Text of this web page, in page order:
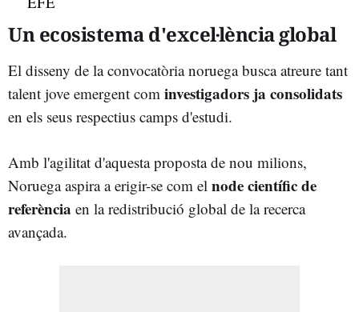
Un ecosistema d'excel·lència global
El disseny de la convocatòria noruega busca atreure tant
talent jove emergent com investigadors ja consolidats
en els seus respectius camps d'estudi.
Amb l'agilitat d'aquesta proposta de nou milions,
Noruega aspira a erigir-se com el node científic de
referència en la redistribució global de la recerca
avançada.